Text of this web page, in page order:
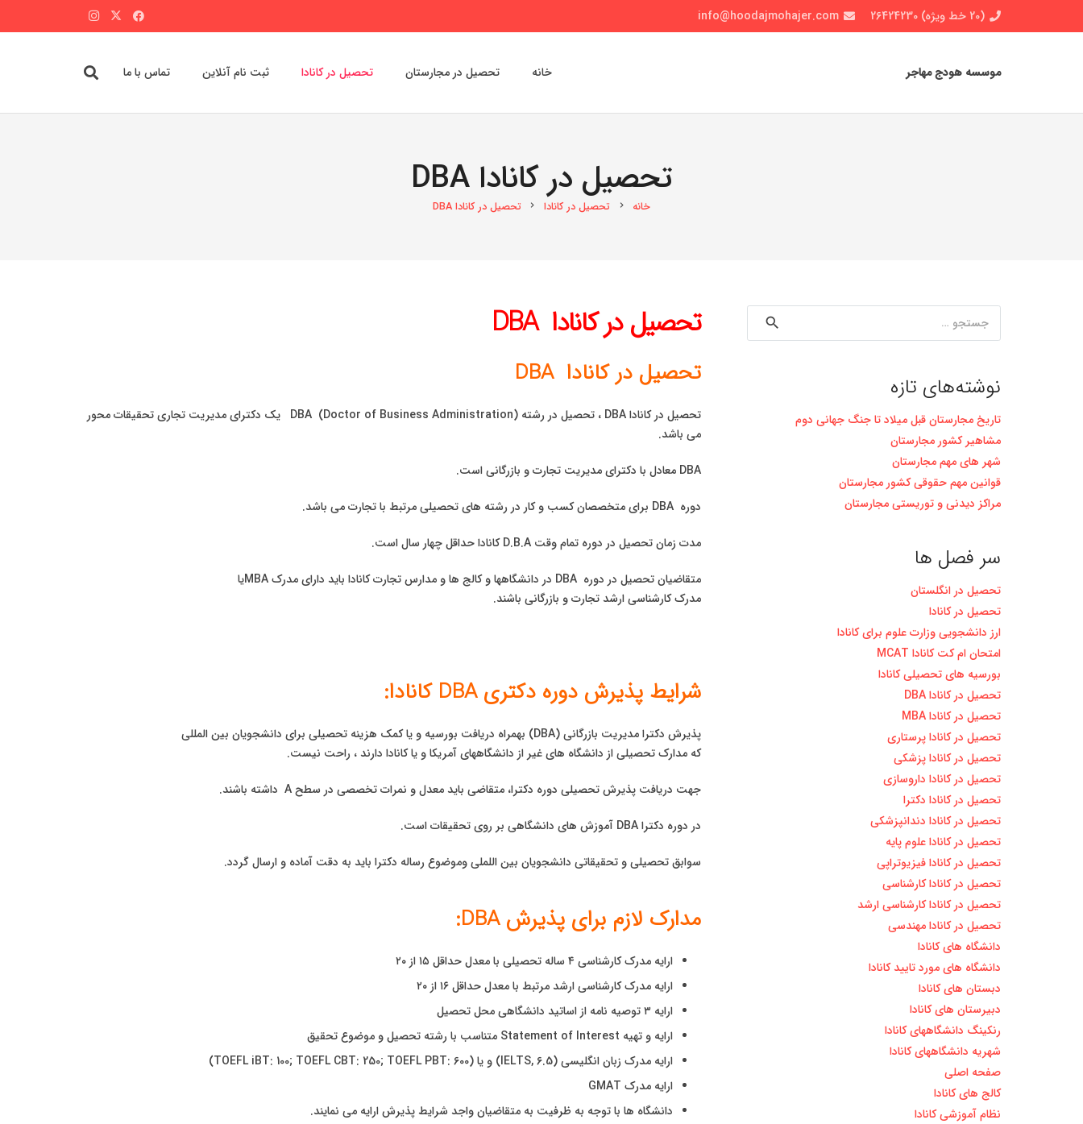
(20 خط ویژه) 26424230 info@hoodajmohajer.com
موسسه هودج مهاجر خانه تحصیل در مجارستان تحصیل در کانادا ثبت نام آنلاین تماس با ما
تحصیل در کانادا DBA
خانه chevron_right تحصیل در کانادا chevron_right تحصیل در کانادا DBA
تحصیل در کانادا DBA
تحصیل در کانادا DBA
تحصیل در کانادا DBA ، تحصیل در رشته DBA (Doctor of Business Administration) یک دکترای مدیریت تجاری تحقیقات محور
می باشد.
DBA معادل با دکترای مدیریت تجارت و بازرگانی است.
دوره DBA برای متخصصان کسب و کار در رشته های تحصیلی مرتبط با تجارت می باشد.
مدت زمان تحصیل در دوره تمام وقت D.B.A کانادا حداقل چهار سال است.
متقاضیان تحصیل در دوره DBA در دانشگاهها و کالج ها و مدارس تجارت کانادا باید دارای مدرک MBAیا
مدرک کارشناسی ارشد تجارت و بازرگانی باشند.
شرایط پذیرش دوره دکتری DBA کانادا:
پذیرش دکترا مدیریت بازرگانی (DBA) بهمراه دریافت بورسیه و یا کمک هزینه تحصیلی برای دانشجویان بین المللی
که مدارک تحصیلی از دانشگاه های غیر از دانشگاههای آمریکا و یا کانادا دارند ، راحت نیست.
جهت دریافت پذیرش تحصیلی دوره دکترا، متقاضی باید معدل و نمرات تخصصی در سطح A داشته باشند.
در دوره دکترا DBA آموزش های دانشگاهی بر روی تحقیقات است.
سوابق تحصیلی و تحقیقاتی دانشجویان بین اللملی وموضوع رساله دکترا باید به دقت آماده و ارسال گردد.
مدارک لازم برای پذیرش DBA:
ارایه مدرک کارشناسی ۴ ساله تحصیلی با معدل حداقل ۱۵ از ۲۰
ارایه مدرک کارشناسی ارشد مرتبط با معدل حداقل ۱۶ از ۲۰
ارایه ۳ توصیه نامه از اساتید دانشگاهی محل تحصیل
ارایه و تهیه Statement of Interest متناسب با رشته تحصیل و موضوع تحقیق
ارایه مدرک زبان انگلیسی (IELTS, 6.5) و یا (TOEFL iBT: 100; TOEFL CBT: 250; TOEFL PBT: 600)
ارایه مدرک GMAT
دانشگاه ها با توجه به ظرفیت به متقاضیان واجد شرایط پذیرش ارایه می نمایند.
برای:
نوشته‌های تازه
تاریخ مجارستان قبل میلاد تا جنگ جهانی دوم
مشاهیر کشور مجارستان
شهر های مهم مجارستان
قوانین مهم حقوقی کشور مجارستان
مراکز دیدنی و توریستی مجارستان
سر فصل ها
تحصیل در انگلستان
تحصیل در کانادا
ارز دانشجویی وزارت علوم برای کانادا
امتحان ام کت کانادا MCAT
بورسیه های تحصیلی کانادا
تحصیل در کانادا DBA
تحصیل در کانادا MBA
تحصیل در کانادا پرستاری
تحصیل در کانادا پزشکی
تحصیل در کانادا داروسازی
تحصیل در کانادا دکترا
تحصیل در کانادا دندانپزشکی
تحصیل در کانادا علوم پایه
تحصیل در کانادا فیزیوتراپی
تحصیل در کانادا کارشناسی
تحصیل در کانادا کارشناسی ارشد
تحصیل در کانادا مهندسی
دانشگاه های کانادا
دانشگاه های مورد تایید کانادا
دبستان های کانادا
دبیرستان های کانادا
رنکینگ دانشگاههای کانادا
شهریه دانشگاههای کانادا
صفحه اصلی
کالج های کانادا
نظام آموزشی کانادا